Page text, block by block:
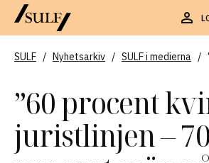
SULF / Nyhetsarkiv / SULF i medierna /
”60 procent
juristlinjen – 70